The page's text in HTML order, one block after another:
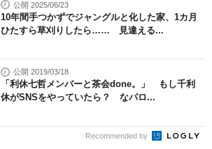
公開 2025/06/23
10年間手つかずでジャングルと化した家、1カ月
ひたすら草刈りしたら…… 見違える...
公開 2019/03/18
「利休七哲メンバーと茶会done。」 もし千利
休がSNSをやっていたら？ なパロ...
Recommended by